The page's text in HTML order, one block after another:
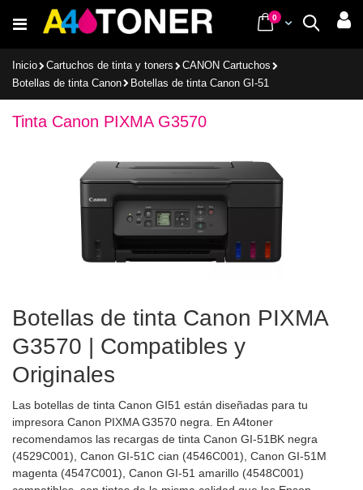
al
Buscar
Cart
0items
Inicio Cartuchos de tinta y toners
CANON Cartuchos
Botellas de tinta Canon
Botellas de tinta Canon GI-51
Tinta Canon PIXMA G3570
Botellas de tinta Canon PIXMA
G3570 | Compatibles y
Originales
Las botellas de tinta Canon GI51 están diseñadas para tu
impresora Canon PIXMA G3570 negra. En A4toner
recomendamos las recargas de tinta Canon GI-51BK negra
(4529C001), Canon GI-51C cian (4546C001), Canon GI-51M
magenta (4547C001), Canon GI-51 amarillo (4548C001)